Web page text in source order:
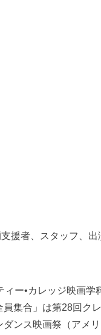
支援者、スタッフ、出
ー•カレッジ映画
集合」は第28回ク
ンス映画祭（アメ